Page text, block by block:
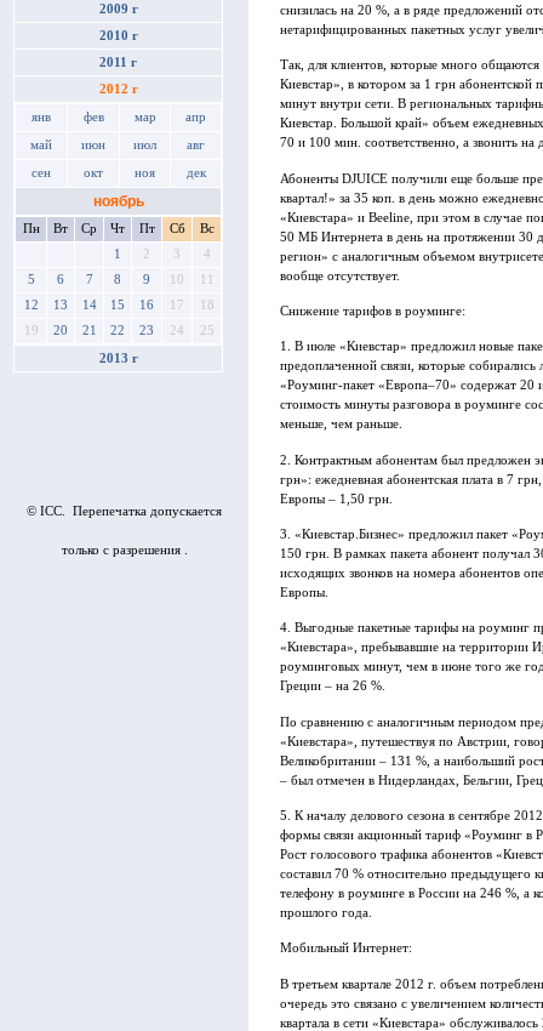
2009 г
2010 г
2011 г
2012 г
янв фев мар апр
май июн июл авг
сен окт ноя дек
ноябрь
Пн Вт Ср Чт Пт Сб
Вс
1
2 3
4
5
6 7 8 9 10
11
12
13 14 15 16 17
18
19
20 21 22 23 24 25
2013 г
© ICC. Перепечатка допускается
только с разрешения .
снизилась на 20 %, а в ряде предложений
нетарифицированных пакетных услуг
Так, для клиентов, которые много
Киевстар», в котором за 1 грн абонентской
минут внутри сети. В региональных
Киевстар. Большой край» объем
70 и 100 мин. соответственно, а звонить
Абоненты DJUICE получили еще больше
квартал!» за 35 коп. в день можно
«Киевстара» и Beeline, при этом в случае
50 МБ Интернета в день на протяжении 30
регион» с аналогичным объемом
вообще отсутствует.
Снижение тарифов в роуминге:
1. В июле «Киевстар» предложил новые
предоплаченной связи, которые
«Роуминг-пакет «Европа–70» содержат 20
стоимость минуты разговора в роуминге
меньше, чем раньше.
2. Контрактным абонентам был предложен
грн»: ежедневная абонентская плата в 7
Европы – 1,50 грн.
3. «Киевстар.Бизнес» предложил пакет
150 грн. В рамках пакета абонент
исходящих звонков на номера абонентов
Европы.
4. Выгодные пакетные тарифы на роуминг
«Киевстара», пребывавшие на территории
роуминговых минут, чем в июне того же
Греции – на 26 %.
По сравнению с аналогичным периодом
«Киевстара», путешествуя по Австрии,
Великобритании – 131 %, а наибольший
– был отмечен в Нидерландах, Бельгии,
5. К началу делового сезона в сентябре
формы связи акционный тариф «Роуминг в
Рост голосового трафика абонентов
составил 70 % относительно предыдущего
телефону в роуминге в России на 246 %, а
прошлого года.
Мобильный Интернет:
В третьем квартале 2012 г. объем
очередь это связано с увеличением
квартала в сети «Киевстара»